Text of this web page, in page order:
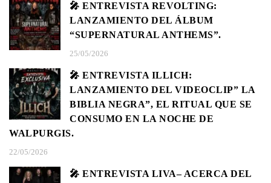
🎤 ENTREVISTA REVOLTING:
LANZAMIENTO DEL ÁLBUM
“SUPERNATURAL ANTHEMS”.
25/05/2026
🎤 ENTREVISTA ILLICH:
LANZAMIENTO DEL VIDEOCLIP” LA
BIBLIA NEGRA”, EL RITUAL QUE SE
CONSUMO EN LA NOCHE DE
WALPURGIS.
22/05/2026
🎤 ENTREVISTA LIVA– ACERCA DEL